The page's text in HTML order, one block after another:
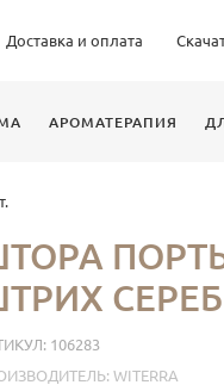
Доставка и оплата
АРОМАТЕРАПИЯ
106283
WITERRA